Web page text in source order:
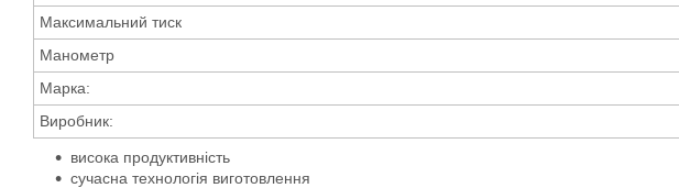
Максимальний тиск
Манометр
Марка:
Виробник:
висока продуктивність
сучасна технологія виготовлення